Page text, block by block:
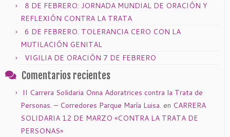
8 DE FEBRERO: JORNADA MUNDIAL DE ORACIÓN Y
REFLEXIÓN CONTRA LA TRATA
6 DE FEBRERO. TOLERANCIA CERO CON LA
MUTILACIÓN GENITAL
VIGILIA DE ORACIÓN 7 DE FEBRERO
Comentarios recientes
II Carrera Solidaria Onna Adoratrices contra la Trata de
Personas. – Corredores Parque María Luisa. en CARRERA
SOLIDARIA 12 DE MARZO «CONTRA LA TRATA DE
PERSONAS»